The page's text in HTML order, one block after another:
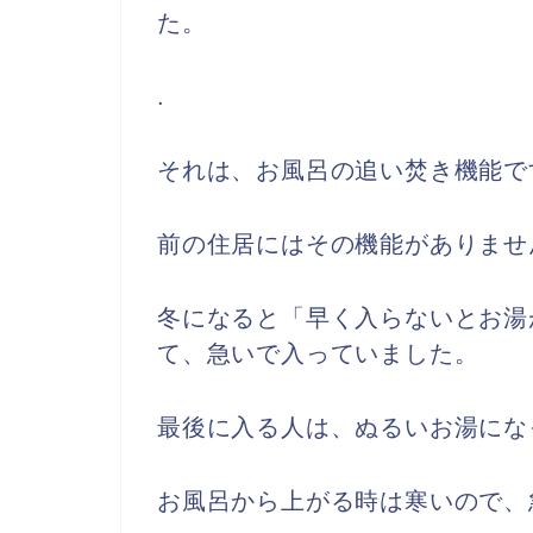
た。
.
それは、お風呂の追い焚き機能
前の住居にはその機能がありま
冬になると「早く入らないとお
て、急いで入っていました。
最後に入る人は、ぬるいお湯に
お風呂から上がる時は寒いので